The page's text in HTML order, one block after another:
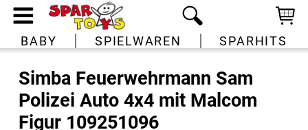
BABY SPIELWAREN SPARHITS
Simba Feuerwehrmann Sam
Polizei Auto 4x4 mit Malcom
Figur 109251096